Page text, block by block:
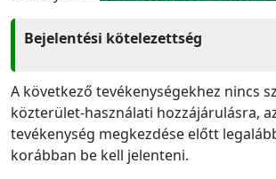
Bejelentési kötelezettség
A következő tevékenységekhez nincs
közterület-használati hozzájárulásra,
tevékenység megkezdése előtt
korábban be kell jelenteni.